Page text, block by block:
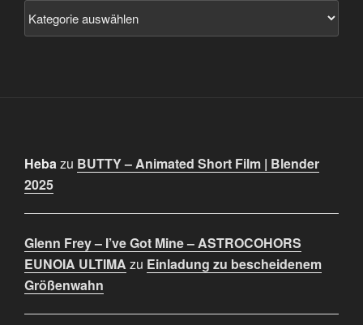
Hebazu BUTTY – Animated Short Film | Blender
2025
Glenn Frey – I’ve Got Mine – ASTROCOHORS
EUNOIA ULTIMA zu Einladung zu bescheidenem
Größenwahn